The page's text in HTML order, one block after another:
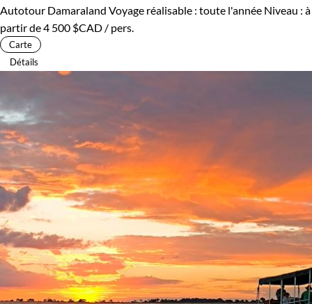
Autotour Damaraland Voyage réalisable : toute l'année Niveau : à
partir de4 500 $CAD / pers.
Carte
Détails